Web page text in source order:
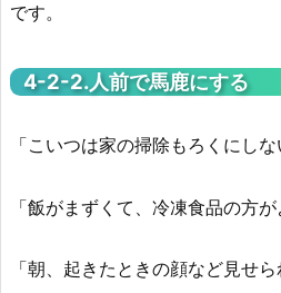
です。
4-2-2.人前で馬鹿にする
「こいつは家の掃除もろくにし
「飯がまずくて、冷凍食品の方
「朝、起きたときの顔など見せ